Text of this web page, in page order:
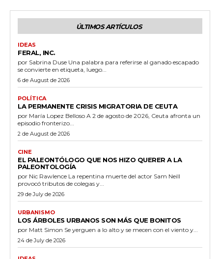
ÚLTIMOS ARTÍCULOS
IDEAS
FERAL, INC.
por Sabrina Duse Una palabra para referirse al ganado escapado
se convierte en etiqueta, luego...
6 de August de 2026
POLÍTICA
LA PERMANENTE CRISIS MIGRATORIA DE CEUTA
por María Lopez Belloso A 2 de agosto de 2026, Ceuta afronta un
episodio fronterizo...
2 de August de 2026
CINE
EL PALEONTÓLOGO QUE NOS HIZO QUERER A LA
PALEONTOLOGÍA
por Nic Rawlence La repentina muerte del actor Sam Neill
provocó tributos de colegas y...
29 de July de 2026
URBANISMO
LOS ÁRBOLES URBANOS SON MÁS QUE BONITOS
por Matt Simon Se yerguen a lo alto y se mecen con el viento y...
24 de July de 2026